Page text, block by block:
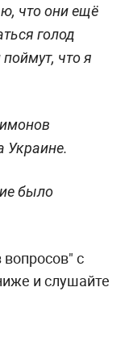
что они ещё
голод
что я
Украине.
было
с
и слушайте